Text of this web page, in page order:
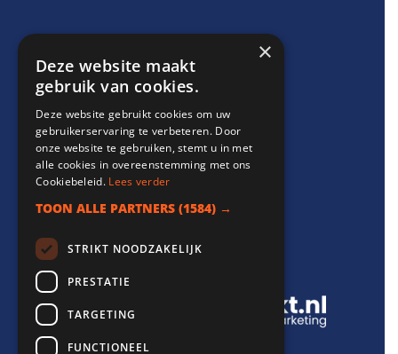
Support
info@websitebereikt.nl
085-8209770
×
Deze website maakt
gebruik van cookies.
Deze website gebruikt cookies om uw
gebruikerservaring te verbeteren. Door
onze website te gebruiken, stemt u in met
alle cookies in overeenstemming met ons
Cookiebeleid. Lees verder
TOON ALLE PARTNERS (1584) →
STRIKT NOODZAKELIJK
PRESTATIE
TARGETING
FUNCTIONEEL